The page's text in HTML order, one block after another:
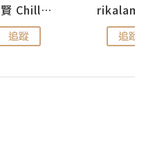
思思賢 ChillMyBabe
追蹤 追蹤